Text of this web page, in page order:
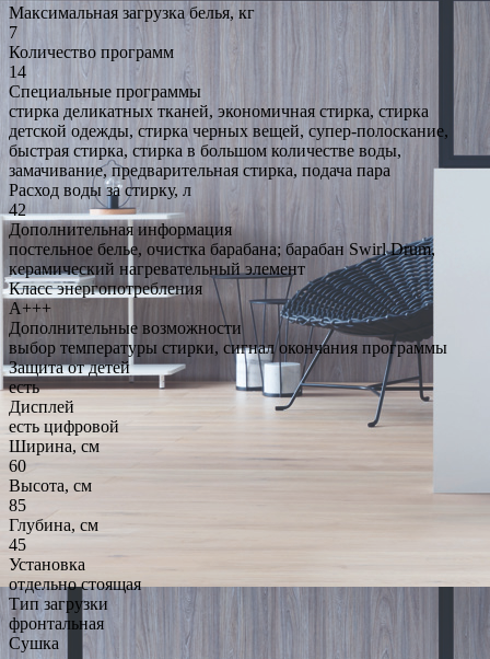
Максимальная загрузка белья, кг
7
Количество программ
14
Специальные программы
стирка деликатных тканей, экономичная стирка, стирка
детской одежды, стирка черных вещей, супер-полоскание,
быстрая стирка, стирка в большом количестве воды,
замачивание, предварительная стирка, подача пара
Расход воды за стирку, л
42
Дополнительная информация
постельное белье, очистка барабана; барабан Swirl Drum,
керамический нагревательный элемент
Класс энергопотребления
A+++
Дополнительные возможности
выбор температуры стирки, сигнал окончания программы
Защита от детей
есть
Дисплей
есть цифровой
Ширина, см
60
Высота, см
85
Глубина, см
45
Установка
отдельно стоящая
Тип загрузки
фронтальная
Сушка